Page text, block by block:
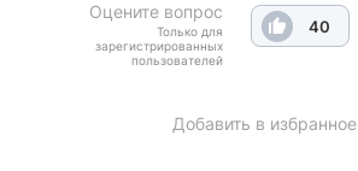
Оцените вопрос
Только для
зарегистрированных
пользователей
40
Добавить в избранное